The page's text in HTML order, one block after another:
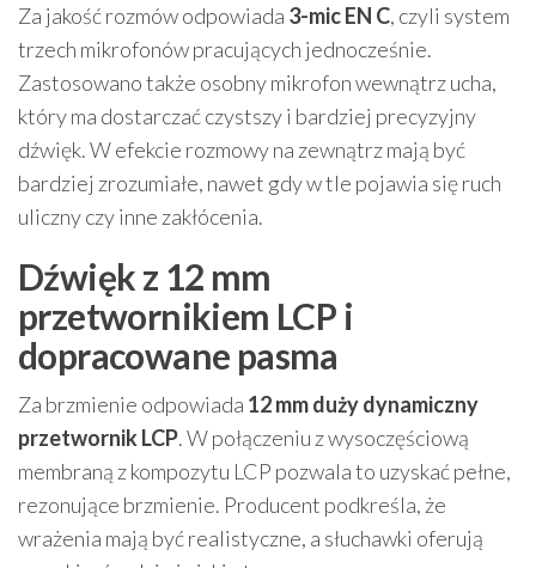
Za jakość rozmów odpowiada 3-mic EN C, czyli system
trzech mikrofonów pracujących jednocześnie.
Zastosowano także osobny mikrofon wewnątrz ucha,
który ma dostarczać czystszy i bardziej precyzyjny
dźwięk. W efekcie rozmowy na zewnątrz mają być
bardziej zrozumiałe, nawet gdy w tle pojawia się ruch
uliczny czy inne zakłócenia.
Dźwięk z 12 mm
przetwornikiem LCP i
dopracowane pasma
Za brzmienie odpowiada 12 mm duży dynamiczny
przetwornik LCP. W połączeniu z wysoczęściową
membraną z kompozytu LCP pozwala to uzyskać pełne,
rezonujące brzmienie. Producent podkreśla, że
wrażenia mają być realistyczne, a słuchawki oferują